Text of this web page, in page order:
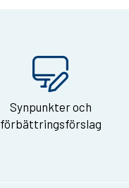
a
Synpunkter och
förbättringsförslag